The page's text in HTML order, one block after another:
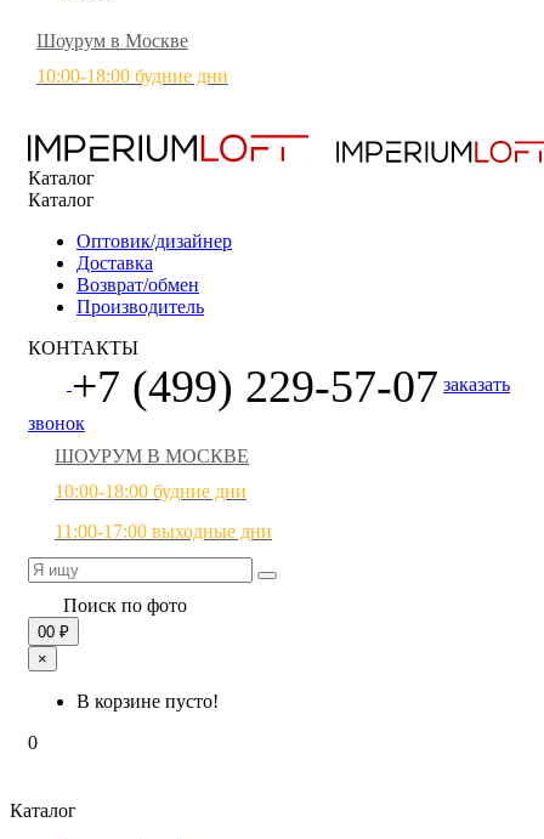
Шоурум в Москве
10:00-18:00 будние дни
Каталог
Каталог
Оптовик/дизайнер
Доставка
Возврат/обмен
Производитель
КОНТАКТЫ
+7 (499) 229-57-07 заказать
звонок
ШОУРУМ В МОСКВЕ
10:00-18:00 будние дни
11:00-17:00 выходные дни
Поиск по фото
00 ₽
×
В корзине пусто!
0
Каталог